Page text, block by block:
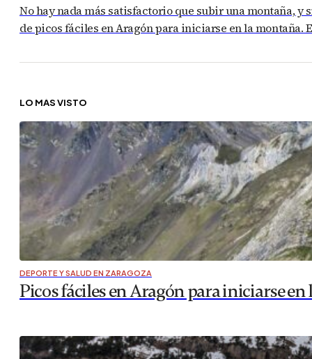
No hay nada más satisfactorio que subir una montaña, y
de picos fáciles en Aragón para iniciarse en la montaña.
LO MÁS VISTO
DEPORTE Y SALUD EN ZARAGOZA
Picos fáciles en Aragón para iniciarse